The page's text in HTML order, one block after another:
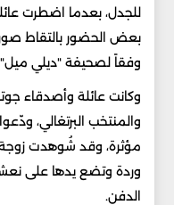
للجدل، بعدما اضطرت
بعض الحضور بالتقاط صور
وفقاً لصحيفة "ديلي ميل"
وكانت عائلة وأصدقاء
والمنتخب البرتغالي،
مؤثرة، وقد شُوهدت
وردة وتضع يدها على
الدفن.